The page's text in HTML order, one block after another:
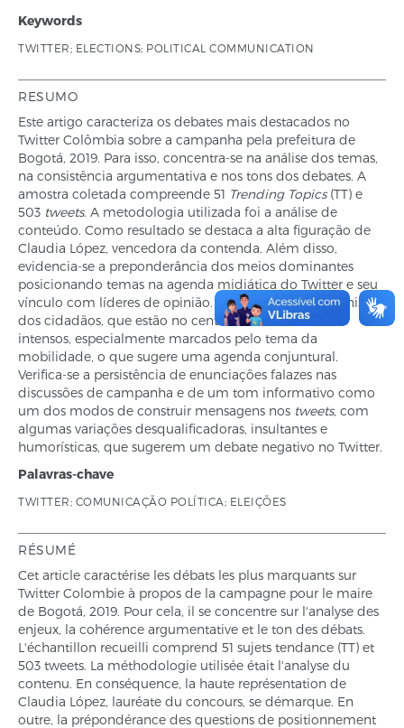
Keywords
TWITTER; ELECTIONS; POLITICAL COMMUNICATION
RESUMO
Este artigo caracteriza os debates mais destacados no
Twitter Colômbia sobre a campanha pela prefeitura de
Bogotá, 2019. Para isso, concentra-se na análise dos temas,
na consistência argumentativa e nos tons dos debates. A
amostra coletada compreende 51 Trending Topics(TT) e
503 tweets. A metodologia utilizada foi a análise de
conteúdo. Como resultado se destaca a alta figuração de
Claudia López, vencedora da contenda. Além disso,
evidencia-se a preponderância dos meios dominantes
posicionando temas na agenda midiática do Twitter e seu
vínculo com líderes de opinião. Destaca-se o protagonismo
dos cidadãos, que estão no centro dos debates mais
intensos, especialmente marcados pelo tema da
mobilidade, o que sugere uma agenda conjuntural.
Verifica-se a persistência de enunciações falazes nas
discussões de campanha e de um tom informativo como
um dos modos de construir mensagens nos tweets, com
algumas variações desqualificadoras, insultantes e
humorísticas, que sugerem um debate negativo no Twitter.
Palavras-chave
TWITTER; COMUNICAÇÃO POLÍTICA; ELEIÇÕES
RÉSUMÉ
Cet article caractérise les débats les plus marquants sur
Twitter Colombie à propos de la campagne pour le maire
de Bogotá, 2019. Pour cela, il se concentre sur l'analyse des
enjeux, la cohérence argumentative et le ton des débats.
L'échantillon recueilli comprend 51 sujets tendance (TT) et
503 tweets. La méthodologie utilisée était l'analyse du
contenu. En conséquence, la haute représentation de
Claudia López, lauréate du concours, se démarque. En
outre, la prépondérance des questions de positionnement